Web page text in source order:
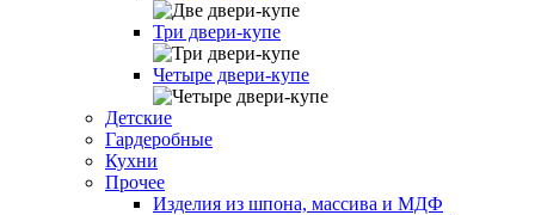
Три двери-купе
Четыре двери-купе
Детские
Гардеробные
Кухни
Прочее
Изделия из шпона, массива и МДФ